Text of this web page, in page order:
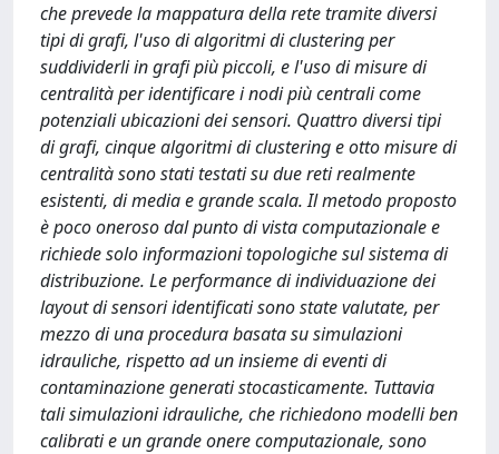
che prevede la mappatura della rete tramite diversi
tipi di grafi, l'uso di algoritmi di clustering per
suddividerli in grafi più piccoli, e l'uso di misure di
centralità per identificare i nodi più centrali come
potenziali ubicazioni dei sensori. Quattro diversi tipi
di grafi, cinque algoritmi di clustering e otto misure di
centralità sono stati testati su due reti realmente
esistenti, di media e grande scala. Il metodo proposto
è poco oneroso dal punto di vista computazionale e
richiede solo informazioni topologiche sul sistema di
distribuzione. Le performance di individuazione dei
layout di sensori identificati sono state valutate, per
mezzo di una procedura basata su simulazioni
idrauliche, rispetto ad un insieme di eventi di
contaminazione generati stocasticamente. Tuttavia
tali simulazioni idrauliche, che richiedono modelli ben
calibrati e un grande onere computazionale, sono